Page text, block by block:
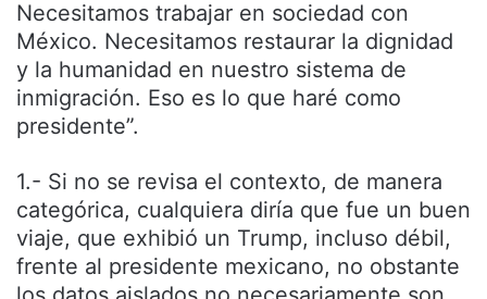
Necesitamos trabajar en sociedad con
México. Necesitamos restaurar la dignidad
y la humanidad en nuestro sistema de
inmigración. Eso es lo que haré como
presidente”.
1.- Si no se revisa el contexto, de manera
categórica, cualquiera diría que fue un buen
viaje, que exhibió un Trump, incluso débil,
frente al presidente mexicano, no obstante